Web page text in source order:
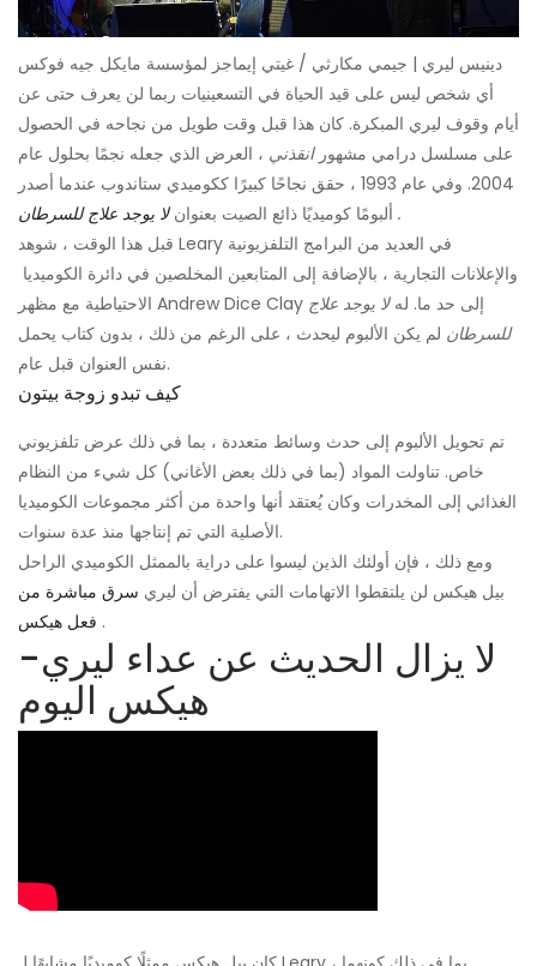
دينيس ليري | جيمي مكارثي / غيتي إيماجز لمؤسسة مايكل جيه فوكس
أي شخص ليس على قيد الحياة في التسعينيات ربما لن يعرف حتى عن
أيام وقوف ليري المبكرة. كان هذا قبل وقت طويل من نجاحه في الحصول
على مسلسل درامي مشهورانقذني ، العرض الذي جعله نجمًا بحلول عام
2004. وفي عام 1993 ، حقق نجاحًا كبيرًا ككوميدي ستاندوب عندما أصدر
ألبومًا كوميديًا ذائع الصيت بعنوانلا يوجد علاج للسرطان
.
قبل هذا الوقت ، شوهد Leary في العديد من البرامج التلفزيونية
والإعلانات التجارية ، بالإضافة إلى المتابعين المخلصين في دائرة الكوميديا ​​
الاحتياطية مع مظهر Andrew Dice Clay إلى حد ما. لهلا يوجد علاج
للسرطان لم يكن الألبوم ليحدث ، على الرغم من ذلك ، بدون كتاب يحمل
نفس العنوان قبل عام.
كيف تبدو زوجة بيتون
تم تحويل الألبوم إلى حدث وسائط متعددة ، بما في ذلك عرض تلفزيوني
خاص. تناولت المواد (بما في ذلك بعض الأغاني) كل شيء من النظام
الغذائي إلى المخدرات وكان يُعتقد أنها واحدة من أكثر مجموعات الكوميديا
​​الأصلية التي تم إنتاجها منذ عدة سنوات.
ومع ذلك ، فإن أولئك الذين ليسوا على دراية بالممثل الكوميدي الراحل
بيل هيكس لن يلتقطوا الاتهامات التي يفترض أن ليري سرق مباشرة من
فعل هيكس .
لا يزال الحديث عن عداء ليري-
هيكس اليوم